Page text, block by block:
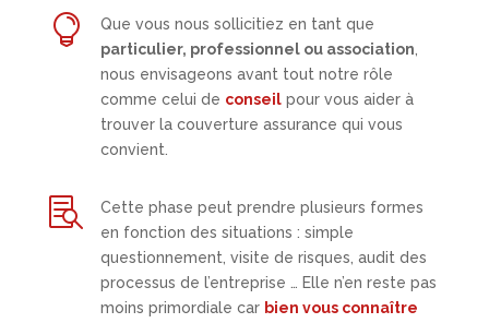

Que vous nous sollicitiez en tant que
particulier, professionnel ou association,
nous envisageons avant tout notre rôle
comme celui de conseilpour vous aider à
trouver la couverture assurance qui vous
convient.

Cette phase peut prendre plusieurs formes
en fonction des situations : simple
questionnement, visite de risques, audit des
processus de l’entreprise … Elle n’en reste pas
moins primordiale car bien vous connaître